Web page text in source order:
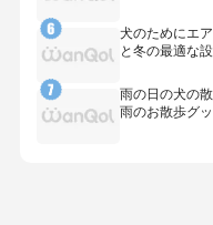
犬のためにエ
と冬の最適な
雨の日の犬の
雨のお散歩グ